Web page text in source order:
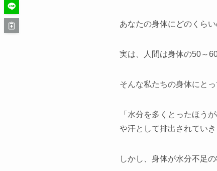
あなたの身体にどのくら
実は、人間は身体の50～
そんな私たちの身体にと
「水分を多くとったほう
や汗として排出されていき
しかし、身体が水分不足